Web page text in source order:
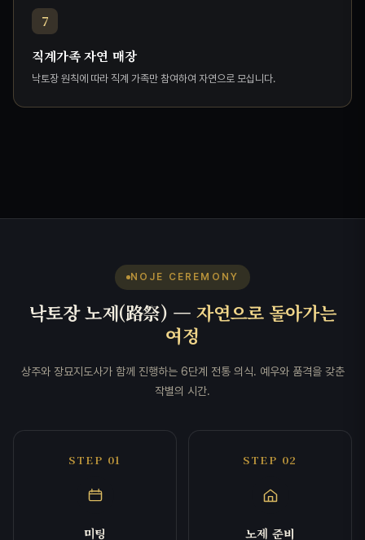
7
직계가족 자연 매장
낙토장 원칙에 따라 직계 가족만 참여하여 자연으로 모십니다.
NOJE CEREMONY
낙토장 노제(路祭) —자연으로 돌아가는
여정
상주와 장묘지도사가 함께 진행하는 6단계 전통 의식. 예우와 품격을 갖춘
작별의 시간.
STEP 01
미팅
STEP 02
노제 준비